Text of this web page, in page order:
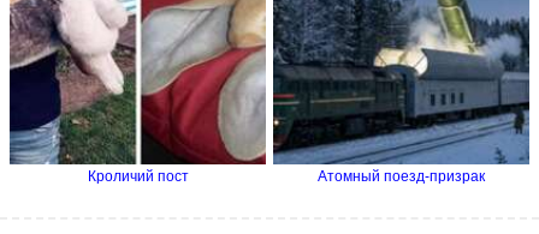
Кроличий пост Атомный поезд-призрак